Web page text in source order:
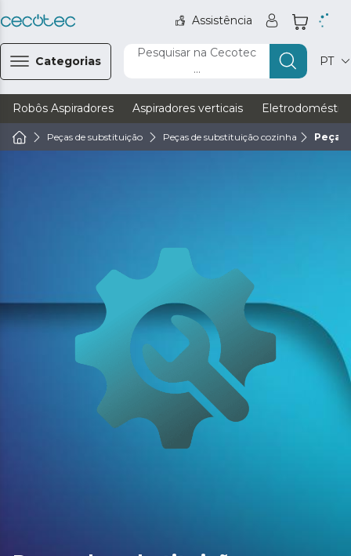
Assistência
Categorias
Pesquisar na Cecotec
...
PT
Robôs Aspiradores Aspiradores verticais
Peças de substituição Peças de substituição cozinha